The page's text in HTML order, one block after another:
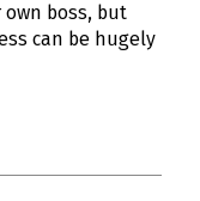
boss, but
can be hugely